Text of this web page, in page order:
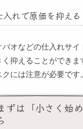
れで原価を抑える
オなどの仕入れサイ
く抑えることができま
には注意が必要です
ずは「小さく始